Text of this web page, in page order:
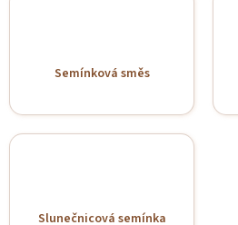
Semínková směs
Slunečnicová semínka